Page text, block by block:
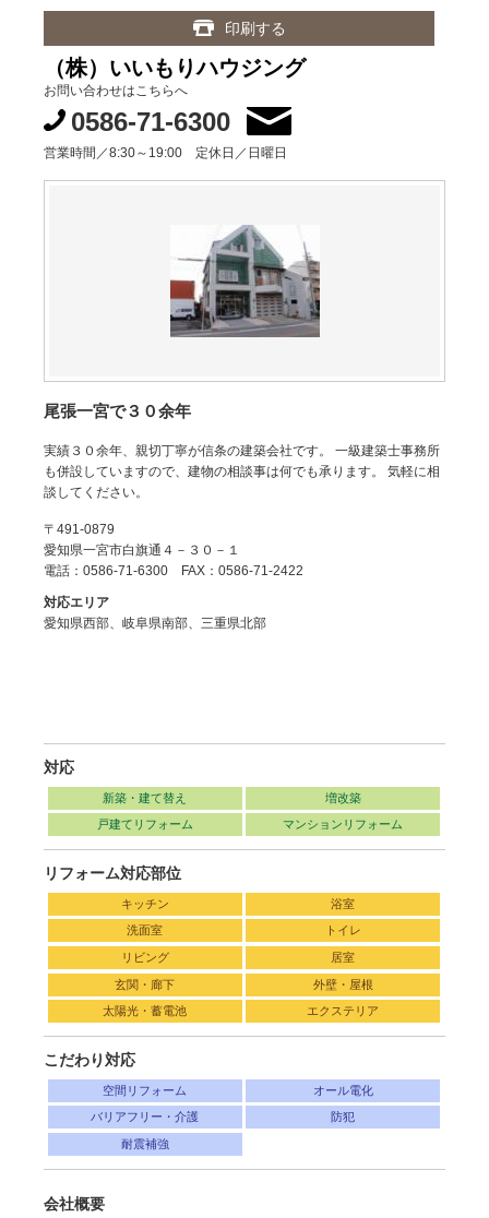
（株）いいもりハウジング
お問い合わせはこちらへ
0586-71-6300
営業時間／8:30～19:00 定休日／日曜日
尾張一宮で３０余年
実績３０余年、親切丁寧が信条の建築会社です。 一級建築士事務所
も併設していますので、建物の相談事は何でも承ります。 気軽に相
談してください。
〒491-0879
愛知県一宮市白旗通４－３０－１
電話：0586-71-6300 FAX：0586-71-2422
対応エリア
愛知県西部、岐阜県南部、三重県北部
対応
新築・建て替え 増改築
戸建てリフォーム マンションリフォーム
リフォーム対応部位
キッチン 浴室
洗面室 トイレ
リビング 居室
玄関・廊下 外壁・屋根
太陽光・蓄電池 エクステリア
こだわり対応
空間リフォーム オール電化
バリアフリー・介護 防犯
耐震補強
会社概要
印刷する